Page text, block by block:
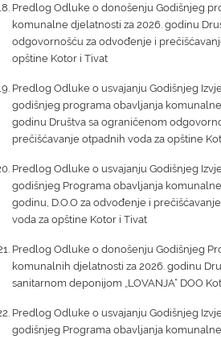
Predlog Odluke o donošenju Godišnjeg
komunalne djelatnosti za 2026. godinu
odgovornošću za odvođenje i
opštine Kotor i Tivat
Predlog Odluke o usvajanju Godišnjeg
godišnjeg programa obavljanja komunalne
godinu Društva sa ograničenom
prečišćavanje otpadnih voda za opštine
Predlog Odluke o usvajanju Godišnjeg
godišnjeg Programa obavljanja komunalne
godinu, D.O.O za odvođenje i
voda za opštine Kotor i Tivat
Predlog Odluke o donošenju Godišnjeg
komunalnih djelatnosti za 2026. godinu
sanitarnom deponijom „LOVANJA“ DOO
Predlog Odluke o usvajanju Godišnjeg
godišnjeg Programa obavljanja komunalne